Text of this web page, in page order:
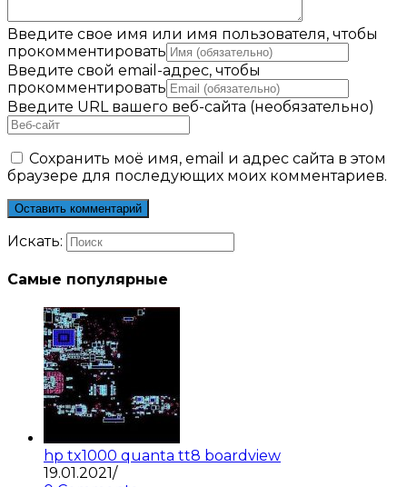
Введите свое имя или имя пользователя, чтобы
прокомментировать
Введите свой email-адрес, чтобы
прокомментировать
Введите URL вашего веб-сайта (необязательно)
Сохранить моё имя, email и адрес сайта в этом
браузере для последующих моих комментариев.
Искать:
Самые популярные
hp tx1000 quanta tt8 boardview
19.01.2021/